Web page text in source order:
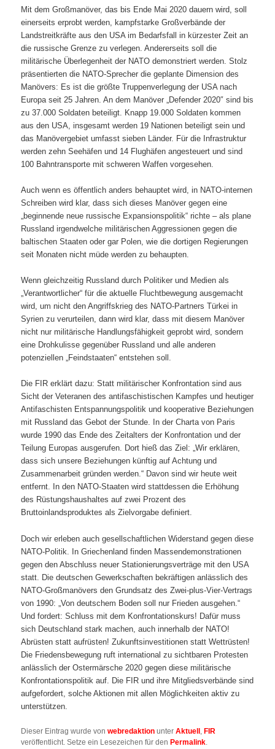
Mit dem Großmanöver, das bis Ende Mai 2020 dauern wird, soll
einerseits erprobt werden, kampfstarke Großverbände der
Landstreitkräfte aus den USA im Bedarfsfall in kürzester Zeit an
die russische Grenze zu verlegen. Andererseits soll die
militärische Überlegenheit der NATO demonstriert werden. Stolz
präsentierten die NATO-Sprecher die geplante Dimension des
Manövers: Es ist die größte Truppenverlegung der USA nach
Europa seit 25 Jahren. An dem Manöver „Defender 2020″ sind bis
zu 37.000 Soldaten beteiligt. Knapp 19.000 Soldaten kommen
aus den USA, insgesamt werden 19 Nationen beteiligt sein und
das Manövergebiet umfasst sieben Länder. Für die Infrastruktur
werden zehn Seehäfen und 14 Flughäfen angesteuert und sind
100 Bahntransporte mit schweren Waffen vorgesehen.
Auch wenn es öffentlich anders behauptet wird, in NATO-internen
Schreiben wird klar, dass sich dieses Manöver gegen eine
„beginnende neue russische Expansionspolitik“ richte – als plane
Russland irgendwelche militärischen Aggressionen gegen die
baltischen Staaten oder gar Polen, wie die dortigen Regierungen
seit Monaten nicht müde werden zu behaupten.
Wenn gleichzeitig Russland durch Politiker und Medien als
„Verantwortlicher“ für die aktuelle Fluchtbewegung ausgemacht
wird, um nicht den Angriffskrieg des NATO-Partners Türkei in
Syrien zu verurteilen, dann wird klar, dass mit diesem Manöver
nicht nur militärische Handlungsfähigkeit geprobt wird, sondern
eine Drohkulisse gegenüber Russland und alle anderen
potenziellen „Feindstaaten“ entstehen soll.
Die FIR erklärt dazu: Statt militärischer Konfrontation sind aus
Sicht der Veteranen des antifaschistischen Kampfes und heutiger
Antifaschisten Entspannungspolitik und kooperative Beziehungen
mit Russland das Gebot der Stunde. In der Charta von Paris
wurde 1990 das Ende des Zeitalters der Konfrontation und der
Teilung Europas ausgerufen. Dort hieß das Ziel: „Wir erklären,
dass sich unsere Beziehungen künftig auf Achtung und
Zusammenarbeit gründen werden.“ Davon sind wir heute weit
entfernt. In den NATO-Staaten wird stattdessen die Erhöhung
des Rüstungshaushaltes auf zwei Prozent des
Bruttoinlandsproduktes als Zielvorgabe definiert.
Doch wir erleben auch gesellschaftlichen Widerstand gegen diese
NATO-Politik. In Griechenland finden Massendemonstrationen
gegen den Abschluss neuer Stationierungsverträge mit den USA
statt. Die deutschen Gewerkschaften bekräftigen anlässlich des
NATO-Großmanövers den Grundsatz des Zwei-plus-Vier-Vertrags
von 1990: „Von deutschem Boden soll nur Frieden ausgehen.“
Und fordert: Schluss mit dem Konfrontationskurs! Dafür muss
sich Deutschland stark machen, auch innerhalb der NATO!
Abrüsten statt aufrüsten! Zukunftsinvestitionen statt Wettrüsten!
Die Friedensbewegung ruft international zu sichtbaren Protesten
anlässlich der Ostermärsche 2020 gegen diese militärische
Konfrontationspolitik auf. Die FIR und ihre Mitgliedsverbände sind
aufgefordert, solche Aktionen mit allen Möglichkeiten aktiv zu
unterstützen.
Dieser Eintrag wurde vonwebredaktion unterAktuell ,FIR
veröffentlicht. Setze ein Lesezeichen für denPermalink